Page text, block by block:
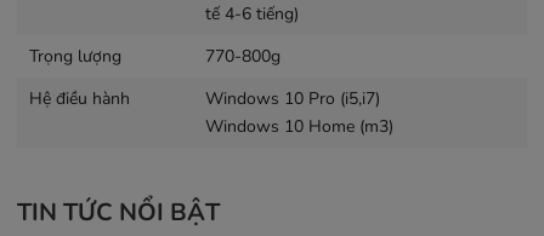
tế 4-6 tiếng)
Trọng lượng
770-800g
Hệ điều hành
Windows 10 Pro (i5,i7)
Windows 10 Home (m3)
TIN TỨC NỔI BẬT